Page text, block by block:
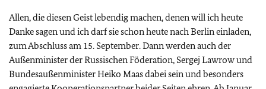
Allen, die diesen Geist lebendig machen, denen will ich heute
Danke sagen und ich darf sie schon heute nach Berlin einladen,
zum Abschluss am 15. September. Dann werden auch der
Außenminister der Russischen Föderation, Sergej Lawrow und
Bundesaußenminister Heiko Maas dabei sein und besonders